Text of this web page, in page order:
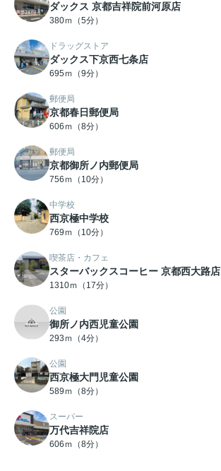
ダックス 京都吉祥院前河原店
380ｍ（5分）
ドラッグストア
ダックス下京西七条店
695ｍ（9分）
郵便局
京都春日郵便局
606ｍ（8分）
郵便局
京都御所ノ内郵便局
756ｍ（10分）
中学校
西京極中学校
769ｍ（10分）
喫茶店・カフェ
スターバックスコーヒー 京都西大路店
1310ｍ（17分）
公園
御所ノ内西児童公園
293ｍ（4分）
公園
西京極大門児童公園
589ｍ（8分）
スーパー
万代吉祥院店
606ｍ（8分）